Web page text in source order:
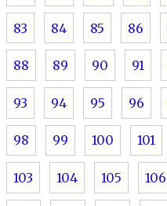
83 84 85 86
88 89 90 91
93 94 95 96
98 99 100 101
103 104 105 106